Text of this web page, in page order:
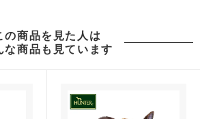
の商品を見た人は
な商品も見ています